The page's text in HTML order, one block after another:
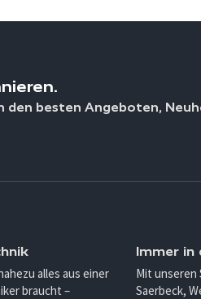
den besten Angeboten,
alles aus einer
braucht –
Immer in
Mit unseren
Saerbeck,